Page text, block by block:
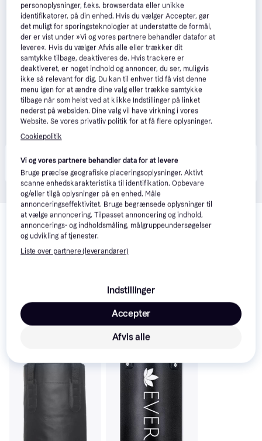
Produktet fås også hos 1 butik, som ikke er betalende
kunde i denne kategori.
Relaterede produkter
Se vores forslag til andre produkter, der matcher dine
interesser.
Vis alle
personoplysninger, f.eks. browserdata eller unikke
identifikatorer, på din enhed. Hvis du vælger Accepter, gør
det muligt for sporingsteknologier at understøtte de formål,
der er vist under »Vi og vores partnere behandler datafor at
levere«. Hvis du vælger Afvis alle eller trækker dit
samtykke tilbage, deaktiveres de. Hvis trackere er
deaktiveret, er noget indhold og annoncer, du ser, muligvis
ikke så relevant for dig. Du kan til enhver tid få vist denne
menu igen for at ændre dine valg eller trække samtykke
tilbage når som helst ved at klikke Indstillinger på linket
nederst på websiden. Dine valg vil have virkning i vores
Website. Se vores privatliv politik for at få flere oplysninger.
Cookiepolitik
Vi og vores partnere behandler data for at levere
Bruge præcise geografiske placeringsoplysninger. Aktivt
scanne enhedskarakteristika til identifikation. Opbevare
og/eller tilgå oplysninger på en enhed. Måle
annonceringseffektivitet. Bruge begrænsede oplysninger til
at vælge annoncering. Tilpasset annoncering og indhold,
annoncerings- og indholdsmåling, målgruppeundersøgelser
og udvikling af tjenester.
Liste over partnere (leverandører)
Indstillinger
Afvis alle
Accepter